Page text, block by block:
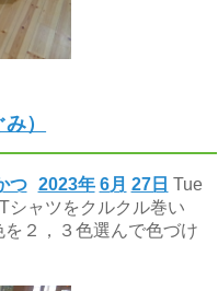
）
2023年 6月 27日 Tue
つ
シャツをクルクル巻い
２，３色選んで色づけ